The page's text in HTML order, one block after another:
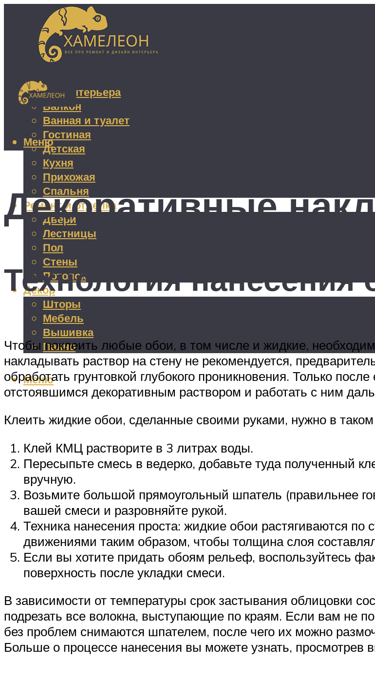
Дизайн интерьера
Балкон
Ванная и туалет
Гостиная
Детская
Кухня
Прихожая
Спальня
Ремонт и отделка
Двери
Лестницы
Пол
Стены
Потолок
Декор
Шторы
Мебель
Вышивка
Панно
Меню
Меню
Декоративные
Технология нанесения
Чтобы поклеить любые обои, в том числе и жидкие,
накладывать раствор на стену не рекомендуется,
обработать грунтовкой глубокого проникновения. Только
отстоявшимся декоративным раствором и работать с ним
Клеить жидкие обои, сделанные своими руками, нужно в таком
Клей КМЦ растворите в 3 литрах воды.
Пересыпьте смесь в ведерко, добавьте туда полученный
вручную.
Возьмите большой прямоугольный шпатель (правильнее
вашей смеси и разровняйте рукой.
Техника нанесения проста: жидкие обои растягиваются по
движениями таким образом, чтобы толщина слоя
Если вы хотите придать обоям рельеф, воспользуйтесь
поверхность после укладки смеси.
В зависимости от температуры срок застывания облицовки
подрезать все волокна, выступающие по краям. Если вам не
без проблем снимаются шпателем, после чего их можно
Больше о процессе нанесения вы можете узнать, просмотрев